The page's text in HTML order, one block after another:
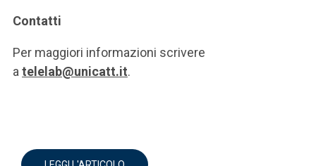
Contatti
Per maggiori informazioni scrivere
a telelab@unicatt.it.